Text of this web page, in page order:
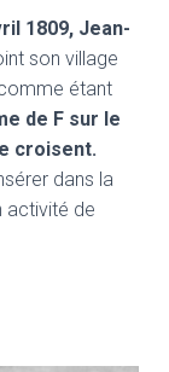
1809, Jean-
son village
étant
de F sur le
croisent.
dans la
activité de